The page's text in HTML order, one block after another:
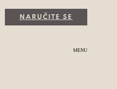
NARUČITE SE
MENU